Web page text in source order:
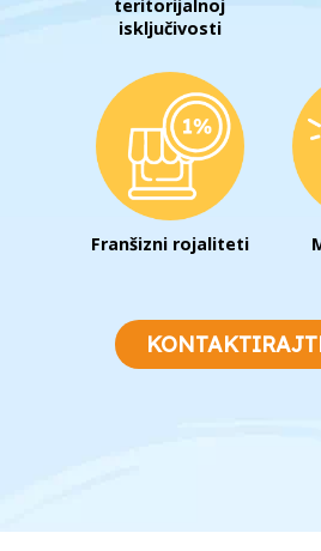
teritorijalnoj
isključivosti
Franšizni rojaliteti